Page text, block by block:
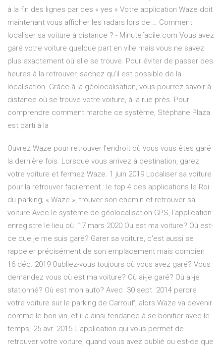
à la fin des lignes par des « yes » Votre application Waze doit
maintenant vous afficher les radars lors de … Comment
localiser sa voiture à distance ? - Minutefacile.com Vous avez
garé votre voiture quelque part en ville mais vous ne savez
plus exactement où elle se trouve. Pour éviter de passer des
heures à la retrouver, sachez qu'il est possible de la
localisation. Grâce à la géolocalisation, vous pourrez savoir à
distance où se trouve votre voiture, à la rue près. Pour
comprendre comment marche ce système, Stéphane Plaza
est parti à la
Ouvrez Waze pour retrouver l'endroit où vous vous êtes garé
la dernière fois. Lorsque vous arrivez à destination, garez
votre voiture et fermez Waze. 1 juin 2019 Localiser sa voiture
pour la retrouver facilement : le top 4 des applications le Roi
du parking; « Waze », trouver son chemin et retrouver sa
voiture Avec le système de géolocalisation GPS, l'application
enregistre le lieu où 17 mars 2020 Ou est ma voiture? Où est-
ce que je me suis garé? Garer sa voiture, c'est aussi se
rappeler précisément de son emplacement mais combien
16 déc. 2019 Oubliez-vous toujours où vous avez garé? Vous
demandez vous où est ma voiture? Où ai-je garé? Où ai-je
stationné? Où est mon auto? Avec 30 sept. 2014 perdre
votre voiture sur le parking de Carrouf', alors Waze va devenir
comme le bon vin, et il a ainsi tendance à se bonifier avec le
temps. 25 avr. 2015 L'application qui vous permet de
retrouver votre voiture, quand vous avez oublié ou est-ce que